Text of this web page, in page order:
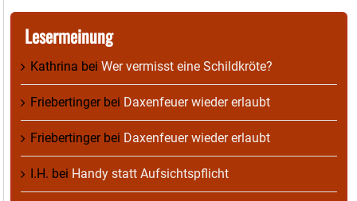
Lesermeinung
Kathrina bei Wer vermisst eine Schildkröte?
Friebertingerbei Daxenfeuer wieder erlaubt
Friebertingerbei Daxenfeuer wieder erlaubt
I.H. bei Handy statt Aufsichtspflicht